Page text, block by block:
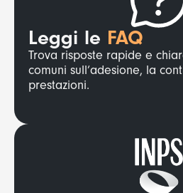
Leggi le FAQ
Trova risposte rapide e
comuni sull’adesione, la
prestazioni.